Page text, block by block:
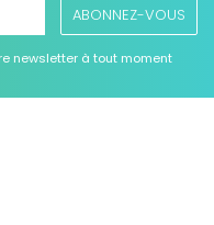
ABONNEZ-VOUS
newsletter à tout moment